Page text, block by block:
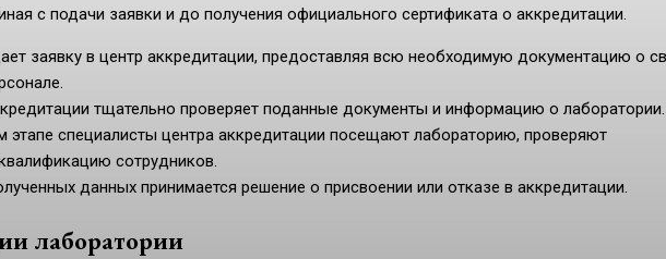
с подачи заявки и до получения официального сертификата о аккредитации.
заявку в центр аккредитации, предоставляя всю необходимую документацию о
тщательно проверяет поданные документы и информацию о лаборатории.
этапе специалисты центра аккредитации посещают лабораторию, проверяют
сотрудников.
данных принимается решение о присвоении или отказе в аккредитации.
лаборатории